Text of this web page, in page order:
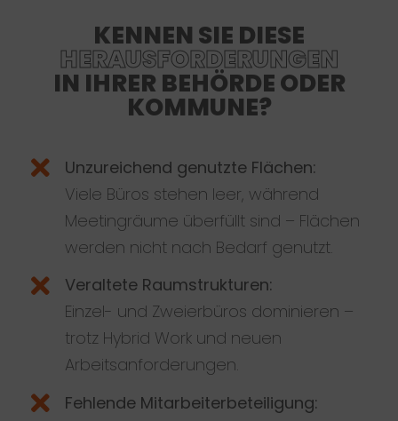
KENNEN SIE DIESE
HERAUSFORDERUNGEN
IN IHRER BEHÖRDE ODER
KOMMUNE?
Unzureichend genutzte Flächen:
Viele Büros stehen leer, während
Meetingräume überfüllt sind – Flächen
werden nicht nach Bedarf genutzt.
Veraltete Raumstrukturen:
Einzel- und Zweierbüros dominieren –
trotz Hybrid Work und neuen
Arbeitsanforderungen.
Fehlende Mitarbeiterbeteiligung: